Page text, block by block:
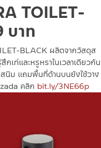
TOILET-
บาท
BLACK ผลิตจากวัสดุส
เท่และหรูหราในเวลาเดียวกัน
นิม แถมพื้นที่ด้านบนยังใช้วาง
คลิก bit.ly/3NE66p